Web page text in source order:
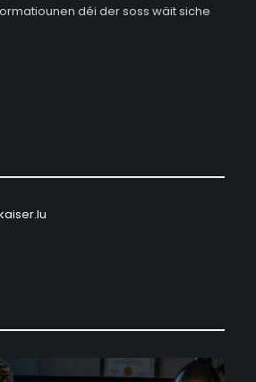
déi der soss wäit siche